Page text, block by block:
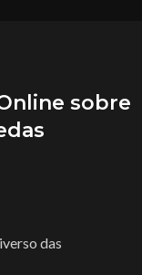
sobre
das